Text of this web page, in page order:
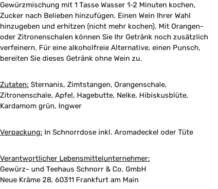
Gewürzmischung mit 1 Tasse Wasser 1-2 Minuten kochen,
Zucker nach Belieben hinzufügen. Einen Wein Ihrer Wahl
hinzugeben und erhitzen (nicht mehr kochen). Mit Orangen-
oder Zitronenschalen können Sie Ihr Getränk noch zusätzlich
verfeinern. Für eine alkoholfreie Alternative, einen Punsch,
bereiten Sie dieses Getränk ohne Wein zu.
Zutaten: Sternanis, Zimtstangen, Orangenschale,
Zitronenschale, Apfel, Hagebutte, Nelke, Hibiskusblüte,
Kardamom grün, Ingwer
Verpackung: In Schnorrdose inkl. Aromadeckel oder Tüte
Verantwortlicher Lebensmittelunternehmer:
Gewürz- und Teehaus Schnorr & Co. GmbH
Neue Kräme 28, 60311 Frankfurt am Main